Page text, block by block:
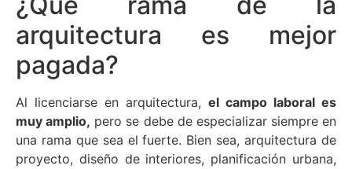
arquitectura es mejor
pagada?
Al licenciarse en arquitectura, el campo laboral es
muy amplio, pero se debe de especializar siempre en
una rama que sea el fuerte. Bien sea, arquitectura de
proyecto, diseño de interiores, planificación urbana,